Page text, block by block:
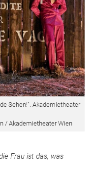
Sehen!". Akademietheater
/ Akademietheater Wien
Frau ist das, was